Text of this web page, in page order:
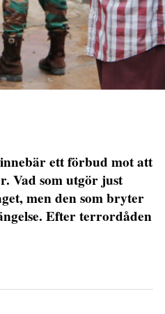
ett förbud mot att
Vad som utgör just
men den som bryter
Efter terrordåden